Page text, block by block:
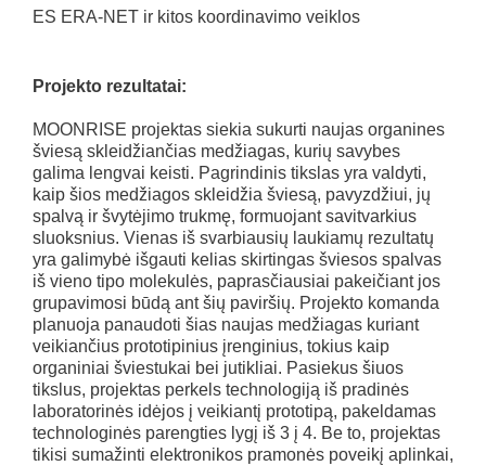
ES ERA-NET ir kitos koordinavimo veiklos
Projekto rezultatai:
MOONRISE projektas siekia sukurti naujas organines
šviesą skleidžiančias medžiagas, kurių savybes
galima lengvai keisti. Pagrindinis tikslas yra valdyti,
kaip šios medžiagos skleidžia šviesą, pavyzdžiui, jų
spalvą ir švytėjimo trukmę, formuojant savitvarkius
sluoksnius. Vienas iš svarbiausių laukiamų rezultatų
yra galimybė išgauti kelias skirtingas šviesos spalvas
iš vieno tipo molekulės, paprasčiausiai pakeičiant jos
grupavimosi būdą ant šių paviršių. Projekto komanda
planuoja panaudoti šias naujas medžiagas kuriant
veikiančius prototipinius įrenginius, tokius kaip
organiniai šviestukai bei jutikliai. Pasiekus šiuos
tikslus, projektas perkels technologiją iš pradinės
laboratorinės idėjos į veikiantį prototipą, pakeldamas
technologinės parengties lygį iš 3 į 4. Be to, projektas
tikisi sumažinti elektronikos pramonės poveikį aplinkai,